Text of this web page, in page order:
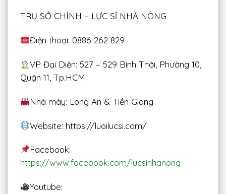
TRỤ SỞ CHÍNH – LỰC SĨ NHÀ NÔNG
Điện thoại: 0886 262 829
VP Đại Diện: 527 – 529 Bình Thới, Phường 10,
Quận 11, Tp.HCM.
Nhà máy: Long An & Tiền Giang
Website: https://luoilucsi.com/
Facebook:
https://www.facebook.com/lucsinhanong
Youtube: